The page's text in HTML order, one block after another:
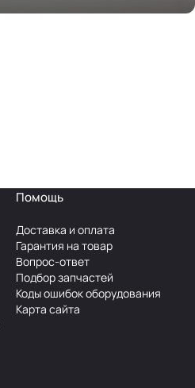
Помощь
Доставка и оплата
Гарантия на товар
Вопрос-ответ
Подбор запчастей
Коды ошибок оборудования
Карта сайта